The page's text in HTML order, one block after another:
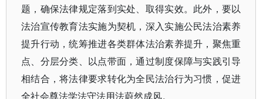
题，确保法律规定落到实处、取得实效。此外，要以
法治宣传教育法实施为契机，深入实施公民法治素养
提升行动，统筹推进各类群体法治素养提升，聚焦重
点、分层分类、以点带面，通过制度保障与实践引导
相结合，将法律要求转化为全民法治行为习惯，促进
全社会尊法学法守法用法蔚然成风。